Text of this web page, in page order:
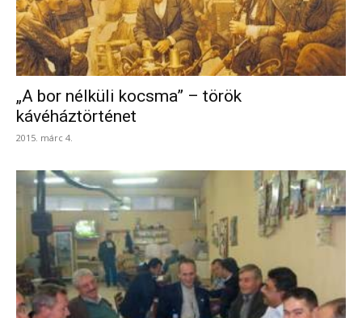
„A bor nélküli kocsma” – török
kávéháztörténet
2015. márc 4.